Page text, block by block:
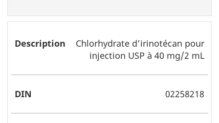
Chlorhydrate d’irinotécan pour
injection USP à 40 mg/2 mL
02258218